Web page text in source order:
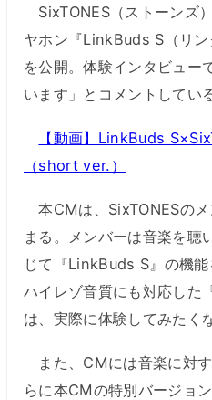
SixTONES（ストーンズ
ヤホン『LinkBuds S（リ
を公開。体験インタビュー
います」とコメントしている
【動画】LinkBuds
（short ver.）
本CMは、SixTONESの
まる。メンバーは音楽を聴
じて『LinkBuds S』の機能
ハイレゾ音質にも対応した
は、実際に体験してみたく
また、CMには音楽に対
らに本CMの特別バージョ